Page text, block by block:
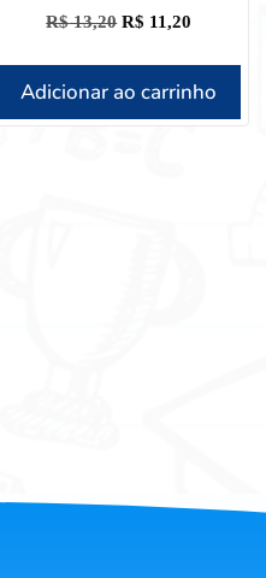
R$13,20 R$ 11,20
Adicionar ao carrinho